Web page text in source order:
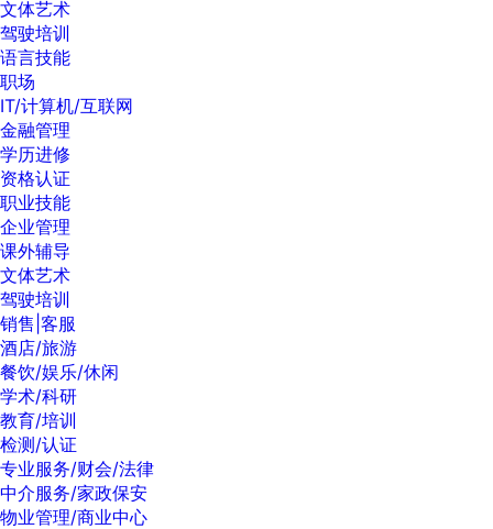
文体艺术
驾驶培训
语言技能
职场
IT/计算机/互联网
金融管理
学历进修
资格认证
职业技能
企业管理
课外辅导
文体艺术
驾驶培训
销售|客服
酒店/旅游
餐饮/娱乐/休闲
学术/科研
教育/培训
检测/认证
专业服务/财会/法律
中介服务/家政保安
物业管理/商业中心